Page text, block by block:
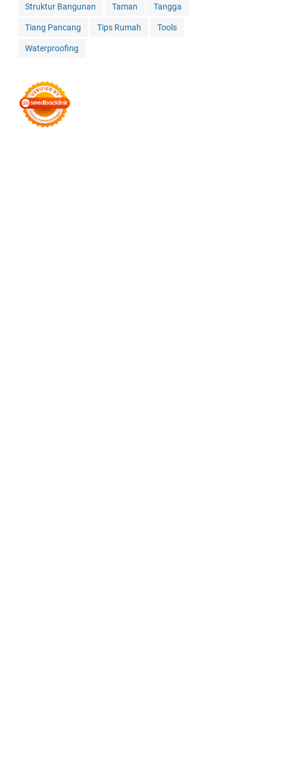
Struktur Bangunan Taman Tangga
Tiang Pancang Tips Rumah Tools
Waterproofing